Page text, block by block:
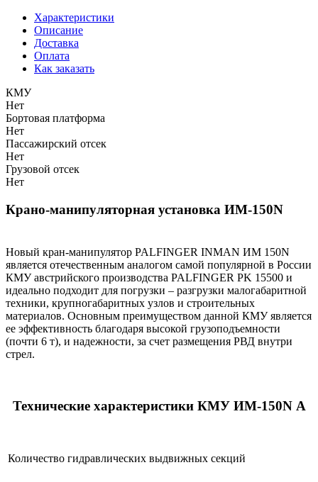
Характеристики
Описание
Доставка
Оплата
Как заказать
КМУ
Нет
Бортовая платформа
Нет
Пассажирский отсек
Нет
Грузовой отсек
Нет
Крано-манипуляторная установка ИМ-150N
Новый кран-манипулятор PALFINGER INMAN ИМ 150N
является отечественным аналогом самой популярной в России
КМУ австрийского производства PALFINGER PK 15500 и
идеально подходит для погрузки – разгрузки малогабаритной
техники, крупногабаритных узлов и строительных
материалов. Основным преимуществом данной КМУ является
ее эффективность благодаря высокой грузоподъемности
(почти 6 т), и надежности, за счет размещения РВД внутри
стрел.
Технические характеристики КМУ ИМ-150N А
Количество гидравлических выдвижных секций